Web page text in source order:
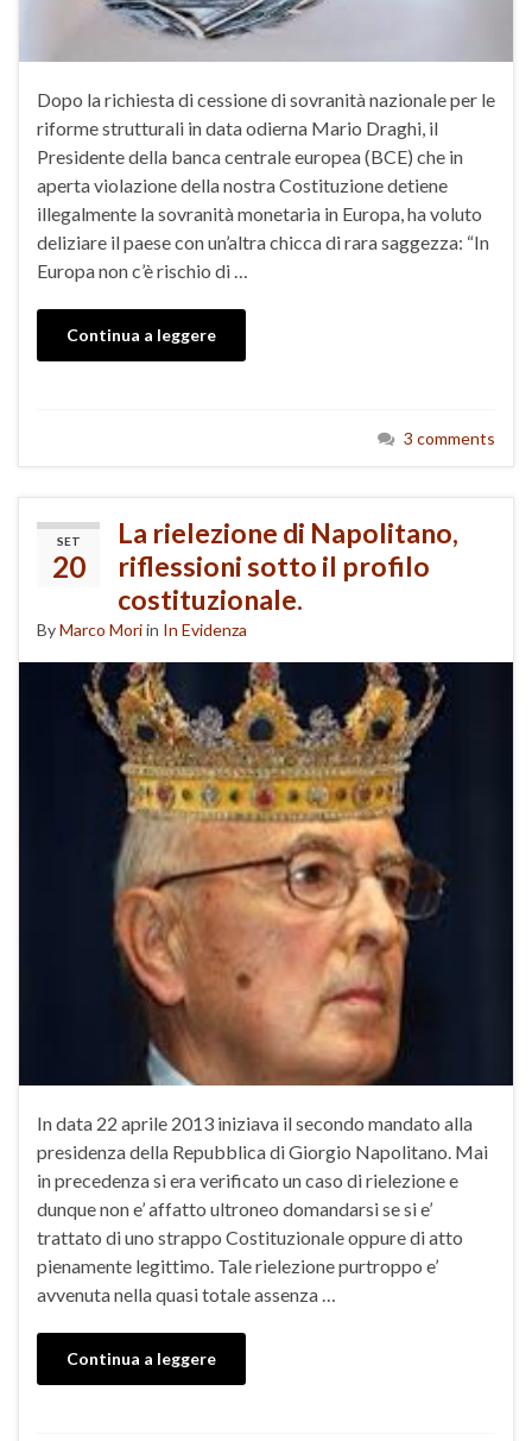
Dopo la richiesta di cessione di sovranità nazionale per le
riforme strutturali in data odierna Mario Draghi, il
Presidente della banca centrale europea (BCE) che in
aperta violazione della nostra Costituzione detiene
illegalmente la sovranità monetaria in Europa, ha voluto
deliziare il paese con un’altra chicca di rara saggezza: “In
Europa non c’è rischio di …
Continua a leggere
3 comments
SET
20
La rielezione di Napolitano,
riflessioni sotto il profilo
costituzionale.
ByMarco Moriin In Evidenza
In data 22 aprile 2013 iniziava il secondo mandato alla
presidenza della Repubblica di Giorgio Napolitano. Mai
in precedenza si era verificato un caso di rielezione e
dunque non e’ affatto ultroneo domandarsi se si e’
trattato di uno strappo Costituzionale oppure di atto
pienamente legittimo. Tale rielezione purtroppo e’
avvenuta nella quasi totale assenza …
Continua a leggere